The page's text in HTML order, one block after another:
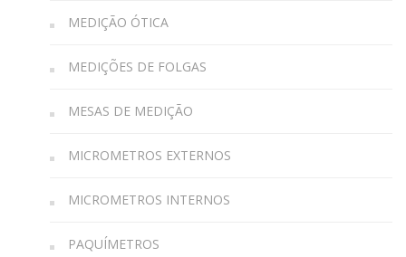
MEDIÇÃO ÓTICA
MEDIÇÕES DE FOLGAS
MESAS DE MEDIÇÃO
MICROMETROS EXTERNOS
MICROMETROS INTERNOS
PAQUÍMETROS